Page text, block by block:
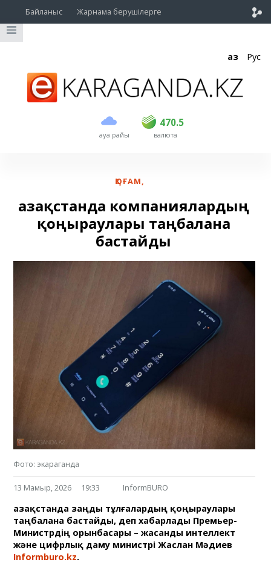
Байланыс Жарнама берушілерге
Қаз Рус
ауа райы
470.5
USD 469.5 470.5
EUR валюта
ҚОҒАМ,
Қазақстанда компаниялардың
қоңыраулары таңбалана
бастайды
Фото: экараганда
13 Мамыр, 2026 19:33 InformBURO
Қазақстанда заңды тұлғалардың қоңыраулары
таңбалана бастайды, деп хабарлады Премьер-
Министрдің орынбасары – жасанды интеллект
және цифрлық даму министрі Жаслан Мәдиев
Informburo.kz.